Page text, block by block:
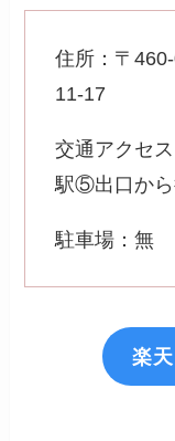
住所：〒
11-17
交通アクセ
駅⑤出口か
駐車場：無
楽